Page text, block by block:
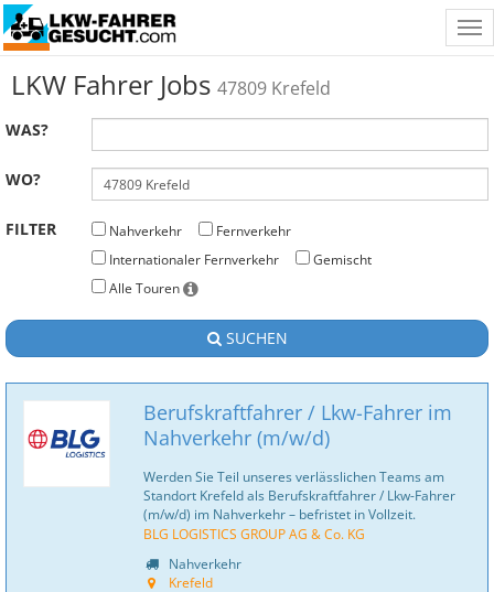
LKW Fahrer Jobs 47809 Krefeld
WAS?
WO?
FILTER Nahverkehr
Fernverkehr
Internationaler Fernverkehr
Gemischt
Alle Touren
SUCHEN
Berufskraftfahrer / Lkw-Fahrer im
Nahverkehr (m/w/d)
Werden Sie Teil unseres verlässlichen Teams am
Standort Krefeld als Berufskraftfahrer / Lkw-Fahrer
(m/w/d) im Nahverkehr – befristet in Vollzeit.
BLG LOGISTICS GROUP AG & Co. KG
Nahverkehr
Krefeld